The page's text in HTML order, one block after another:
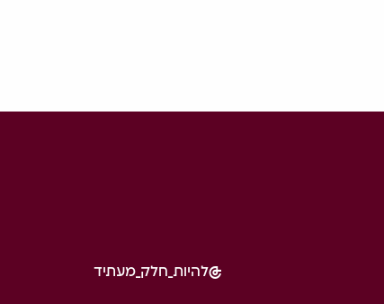
להיות_חלק_מעתיד